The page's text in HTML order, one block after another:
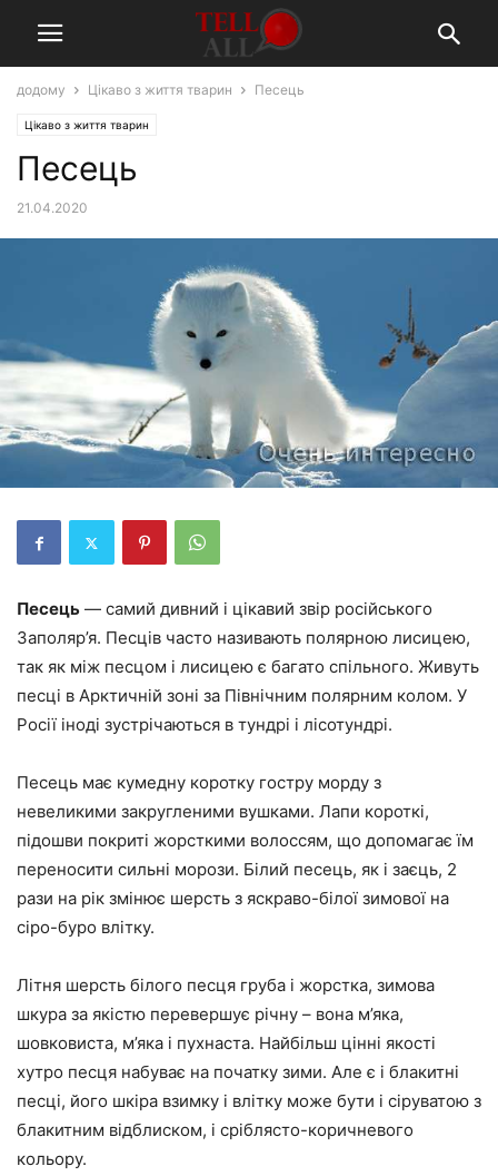
додому Цікаво з життя тварин Песець
Цікаво з життя тварин
Песець
21.04.2020
Песець — самий дивний і цікавий звір російського
Заполяр’я. Песців часто називають полярною лисицею,
так як між песцом і лисицею є багато спільного. Живуть
песці в Арктичній зоні за Північним полярним колом. У
Росії іноді зустрічаються в тундрі і лісотундрі.
Песець має кумедну коротку гостру морду з
невеликими закругленими вушками. Лапи короткі,
підошви покриті жорсткими волоссям, що допомагає їм
переносити сильні морози. Білий песець, як і заєць, 2
рази на рік змінює шерсть з яскраво-білої зимової на
сіро-буро влітку.
Літня шерсть білого песця груба і жорстка, зимова
шкура за якістю перевершує річну – вона м’яка,
шовковиста, м’яка і пухнаста. Найбільш цінні якості
хутро песця набуває на початку зими. Але є і блакитні
песці, його шкіра взимку і влітку може бути і сіруватою з
блакитним відблиском, і сріблясто-коричневого
кольору.